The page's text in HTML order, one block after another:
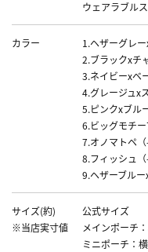
ウェアラブル
カラー
1.ヘザーグレ
2.ブラックxチ
3.ネイビーxベ
4.グレージュx
5.ピンクxブル
6.ビッグモチー
7.オノマトペ（
8.フィッシュ（
9.ヘザーブル
サイズ(約)
※当店実寸値
公式サイズ
メインポーチ
ミニポーチ：